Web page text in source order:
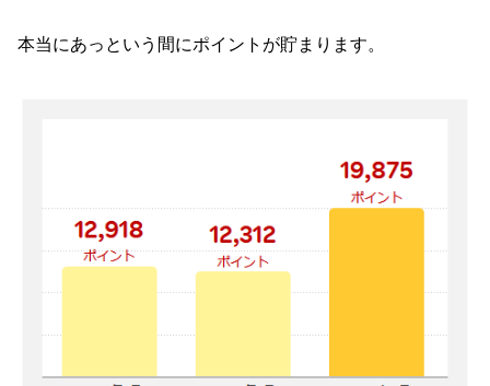
本当にあっという間にポイントが貯まります。